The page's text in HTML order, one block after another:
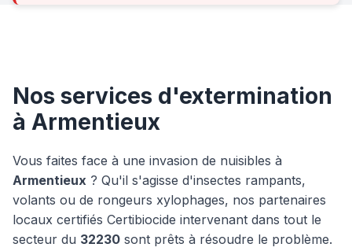
Nos services d'extermination
à Armentieux
Vous faites face à une invasion de nuisibles à
Armentieux ? Qu'il s'agisse d'insectes rampants,
volants ou de rongeurs xylophages, nos partenaires
locaux certifiés Certibiocide intervenant dans tout le
secteur du 32230 sont prêts à résoudre le problème.